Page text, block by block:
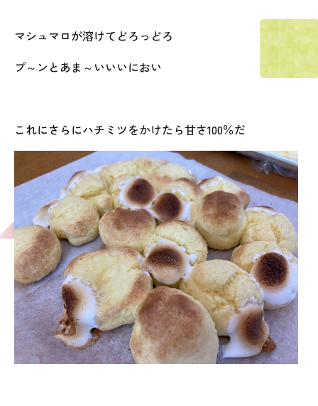
マシュマロが溶けてどろっどろ
プ～ンとあま～いいいにおい
これにさらにハチミツをかけたら甘さ100％だ